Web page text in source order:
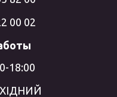
00 02
18:00